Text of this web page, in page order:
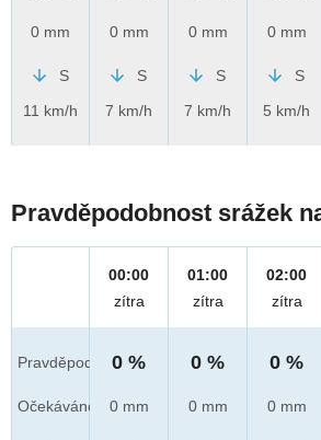
0 mm
S
11 km/h
0 mm
S
7 km/h
0 mm
S
7 km/h
0 mm
S
5 km/h
Pravděpodobnost srážek
Pravděpod.
Očekáváno
00:00
zítra
0 %
0 mm
01:00
zítra
0 %
0 mm
02:00
zítra
0 %
0 mm